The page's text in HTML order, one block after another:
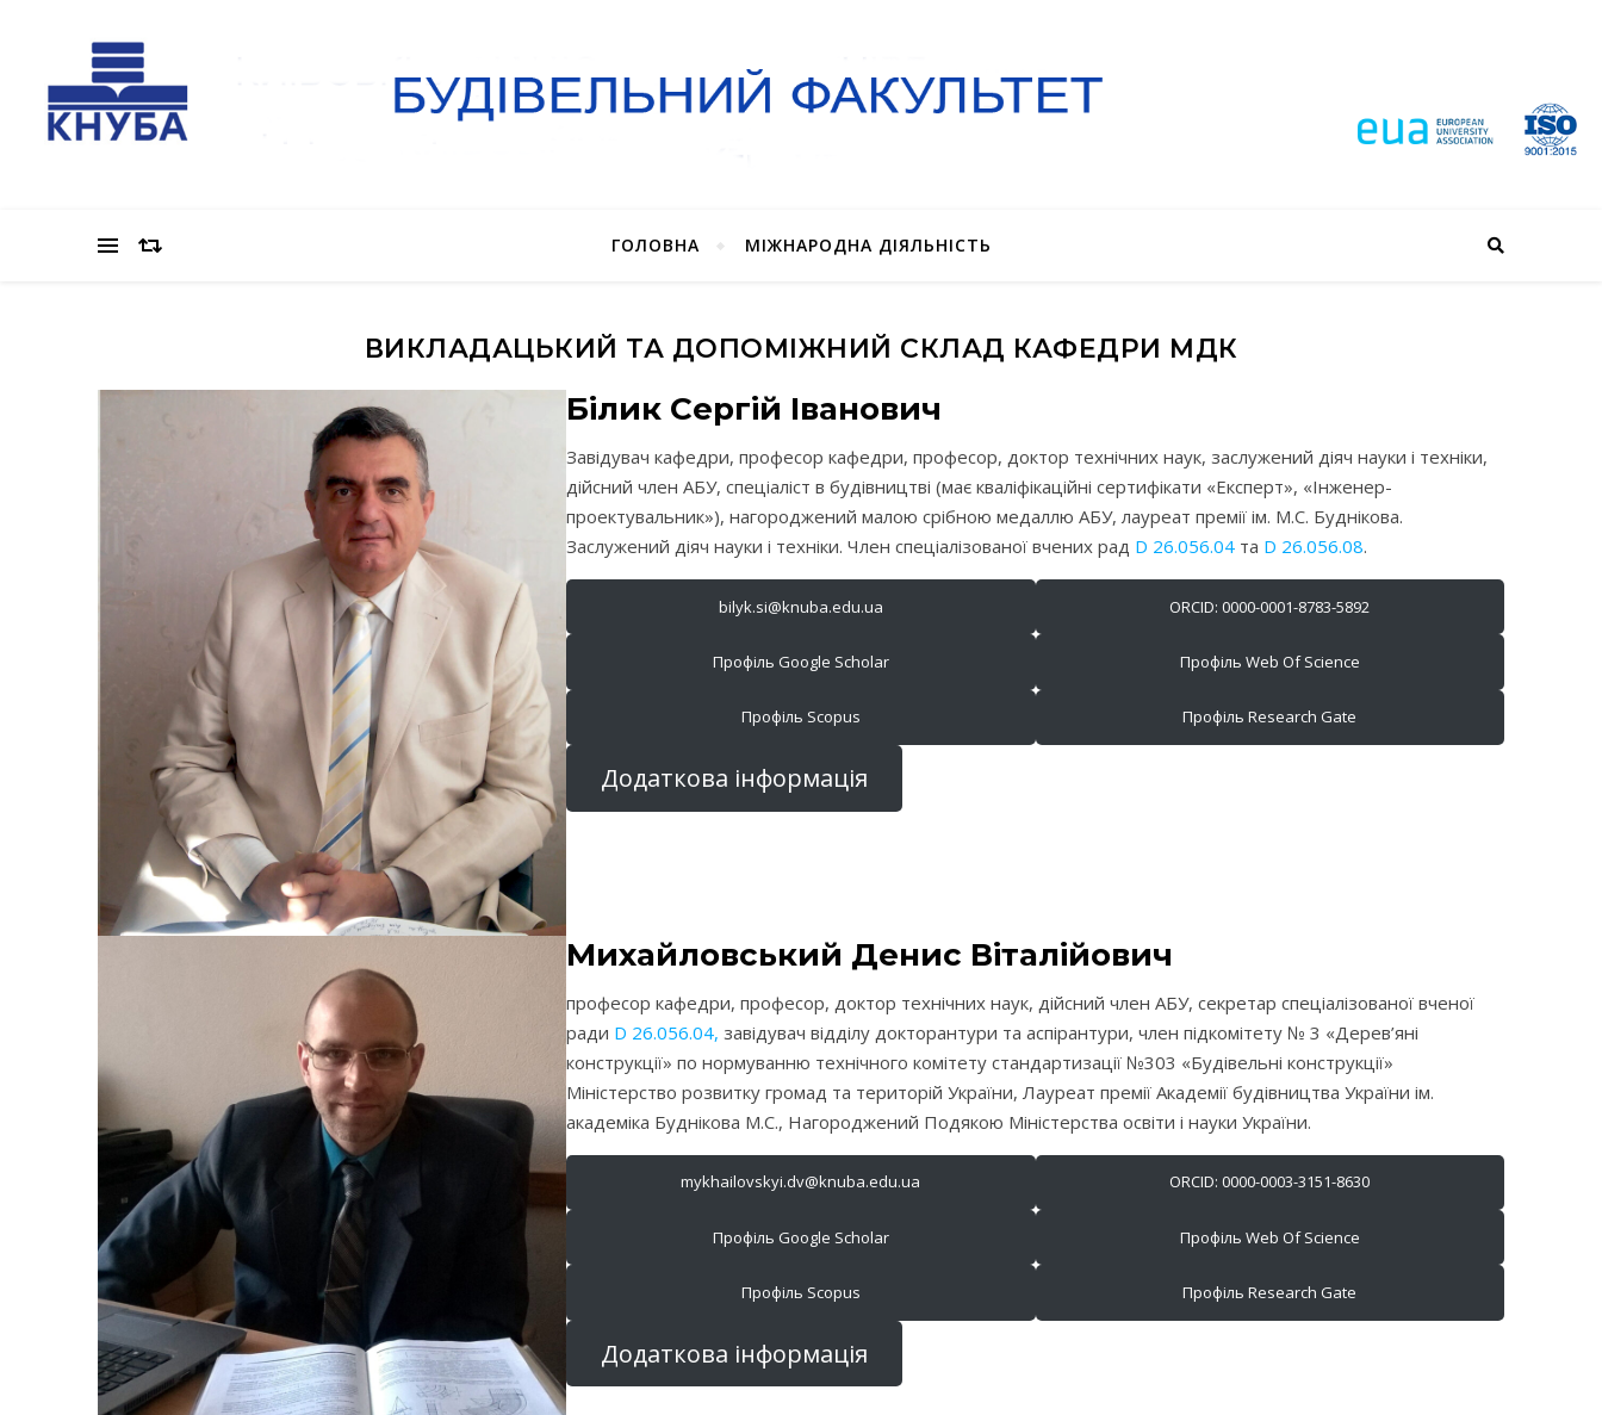
ГОЛОВНА МІЖНАРОДНА ДІЯЛЬНІСТЬ
ВИКЛАДАЦЬКИЙ ТА ДОПОМІЖНИЙ СКЛАД КАФЕДРИ МДК
Білик Сергій Іванович
Завідувач кафедри, професор кафедри, професор, доктор технічних наук, заслужений діяч науки і техніки,
дійсний член АБУ, спеціаліст в будівництві (має кваліфікаційні сертифікати «Експерт», «Інженер-
проектувальник»), нагороджений малою срібною медаллю АБУ, лауреат премії ім. М.С. Буднікова.
Заслужений діяч науки і техніки. Член спеціалізованої вчених рад D 26.056.04 та D 26.056.08.
bilyk.si@knuba.edu.ua ORCID: 0000-0001-8783-5892
Профіль Google Scholar Профіль Web Of Science
Профіль Scopus Профіль Research Gate
Додаткова інформація
Михайловський Денис Віталійович
професор кафедри, професор, доктор технічних наук, дійсний член АБУ, секретар спеціалізованої вченої
ради D 26.056.04, завідувач відділу докторантури та аспірантури, член підкомітету № 3 «Дерев’яні
конструкції» по нормуванню технічного комітету стандартизації №303 «Будівельні конструкції»
Міністерство розвитку громад та територій України, Лауреат премії Академії будівництва України ім.
академіка Буднікова М.С., Нагороджений Подякою Міністерства освіти і науки України.
mykhailovskyi.dv@knuba.edu.ua ORCID: 0000-0003-3151-8630
Профіль Google Scholar Профіль Web Of Science
Профіль Scopus Профіль Research Gate
Додаткова інформація